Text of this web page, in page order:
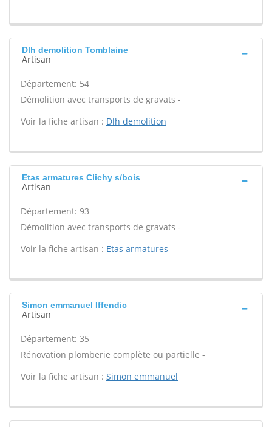
Dlh demolition Tomblaine
Artisan
Département: 54
Démolition avec transports de gravats -
Voir la fiche artisan : Dlh demolition
Etas armatures Clichy s/bois
Artisan
Département: 93
Démolition avec transports de gravats -
Voir la fiche artisan : Etas armatures
Simon emmanuel Iffendic
Artisan
Département: 35
Rénovation plomberie complète ou partielle -
Voir la fiche artisan : Simon emmanuel